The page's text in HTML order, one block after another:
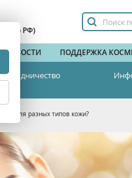
по РФ)
НОВОСТИ ПОДДЕРЖКА
для разных типов кожи?